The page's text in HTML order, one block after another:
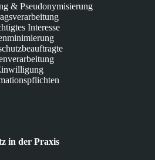
& Pseudonymisierung
Interesse
in der Praxis